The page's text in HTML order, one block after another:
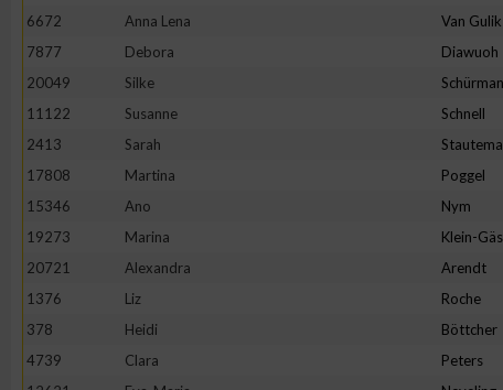
6672
Anna Lena Van Gulik
7877
Debora Diawuoh
20049
Silke
11122
Susanne Schnell
2413
Sarah
17808
Martina Poggel
15346
Ano Nym
19273
Marina Klein-
20721
Alexandra Arendt
1376
Liz Roche
378
Heidi Böttcher
4739
Clara Peters